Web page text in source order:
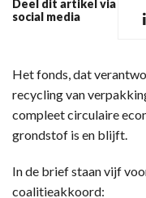
Deel dit artikel via
social media
Het fonds, dat
recycling van
compleet circulaire
grondstof is en blijft.
In de brief staan vijf
coalitieakkoord: